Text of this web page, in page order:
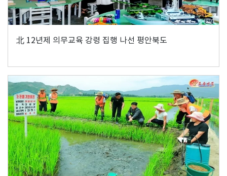
北 12년제 의무교육 강령 집행 나선 평안북도